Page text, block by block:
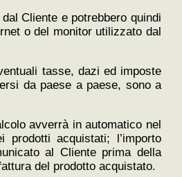
Cliente e potrebbero quindi
o del monitor utilizzato dal
tasse, dazi ed imposte
da paese a paese, sono a
avverrà in automatico nel
acquistati; l’importo
al Cliente prima della
del prodotto acquistato.